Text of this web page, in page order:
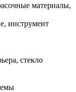
материалы,
инструмент
стекло